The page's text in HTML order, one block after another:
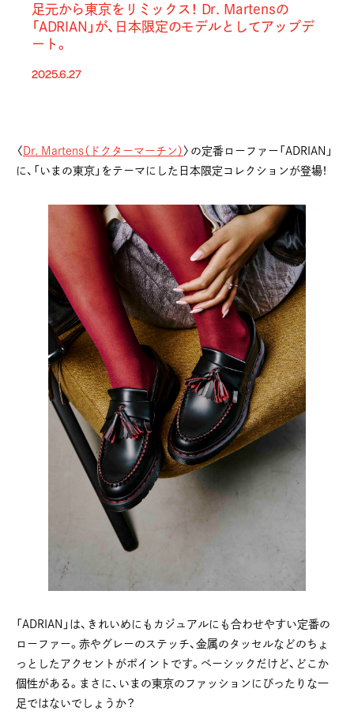
足元から東京をリミックス！ Dr. Martensの
「ADRIAN」が、日本限定のモデルとしてアップデ
ート。
2025.6.27
〈 Dr. Martens（ドクターマーチン） 〉の定番ローファー「ADRIAN」
に、「いまの東京」をテーマにした日本限定コレクションが登場！
「ADRIAN」は、きれいめにもカジュアルにも合わせやすい定番の
ローファー。赤やグレーのステッチ、金属のタッセルなどのちょ
っとしたアクセントがポイントです。ベーシックだけど、どこか
個性がある。まさに、いまの東京のファッションにぴったりな一
足ではないでしょうか？